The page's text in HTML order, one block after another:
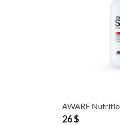
AWARE
26 $